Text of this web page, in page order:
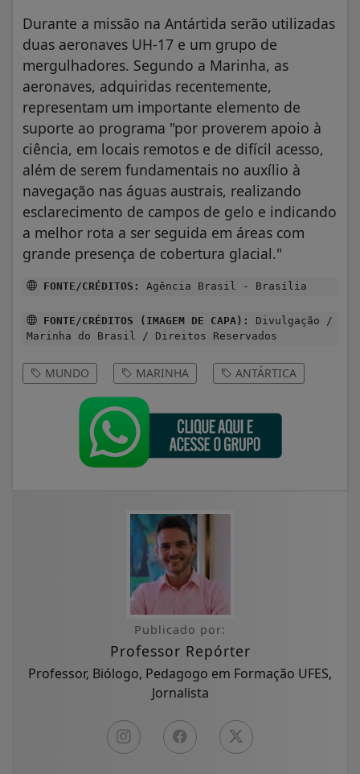
Durante a missão na Antártida serão utilizadas
duas aeronaves UH-17 e um grupo de
mergulhadores. Segundo a Marinha, as
aeronaves, adquiridas recentemente,
representam um importante elemento de
suporte ao programa "por proverem apoio à
ciência, em locais remotos e de difícil acesso,
além de serem fundamentais no auxílio à
navegação nas águas austrais, realizando
esclarecimento de campos de gelo e indicando
a melhor rota a ser seguida em áreas com
grande presença de cobertura glacial."
FONTE/CRÉDITOS: Agência Brasil - Brasília
FONTE/CRÉDITOS (IMAGEM DE CAPA):
Divulgação /
Marinha do Brasil / Direitos Reservados
MUNDO MARINHA ANTÁRTICA
Publicado por:
Professor Repórter
Professor, Biólogo, Pedagogo em Formação UFES,
Jornalista